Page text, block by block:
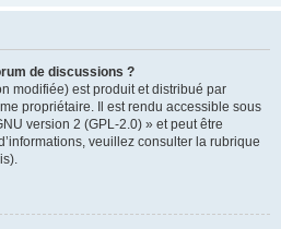
de discussions ?
modifiée) est produit et distribué par
propriétaire. Il est rendu accessible sous
version 2 (GPL-2.0) » et peut être
veuillez consulter la rubrique